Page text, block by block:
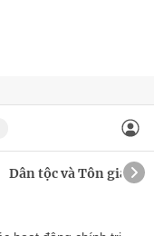
Dân tộc và Tôn giáo